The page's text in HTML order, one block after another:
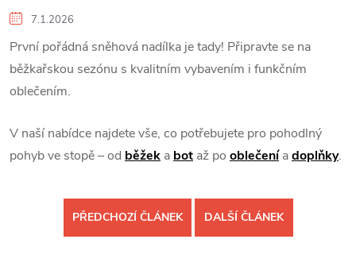
7.1.2026
První pořádná sněhová nadílka je tady! Připravte se na
běžkařskou sezónu s kvalitním vybavením i funkčním
oblečením.
V naší nabídce najdete vše, co potřebujete pro pohodlný
pohyb ve stopě – od běžek a bot až po oblečeníadoplňky.
PŘEDCHOZÍ ČLÁNEK DALŠÍ ČLÁNEK